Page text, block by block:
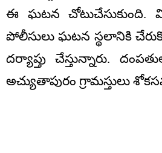
ఈ ఘటన చోటుచేసుకుంది.
పోలీసులు ఘటన స్థలానికి
దర్యాప్తు చేస్తున్నారు.
అచ్యుతాపురం గ్రామస్తులు